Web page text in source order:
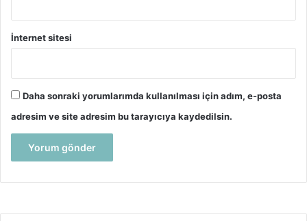
İnternet sitesi
Daha sonraki yorumlarımda kullanılması için adım, e-posta
adresim ve site adresim bu tarayıcıya kaydedilsin.